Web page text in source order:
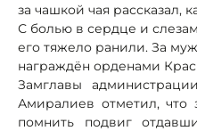
за чашкой чая рассказал,
С болью в сердце и
его тяжело ранили. За
награждён орденами
Замглавы
Амиралиев отметил, что
помнить подвиг